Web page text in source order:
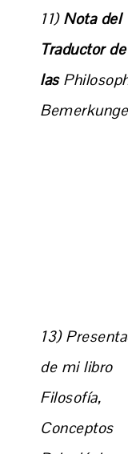
11) Nota del
Traductor de
las
13)
de mi libro
Filosofía,
Conceptos